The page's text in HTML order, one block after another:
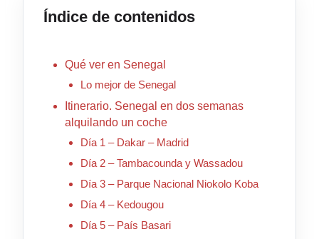
Índice de contenidos
Qué ver en Senegal
Lo mejor de Senegal
Itinerario. Senegal en dos semanas
alquilando un coche
Día 1 – Dakar – Madrid
Día 2 – Tambacounda y Wassadou
Día 3 – Parque Nacional Niokolo Koba
Día 4 – Kedougou
Día 5 – País Basari